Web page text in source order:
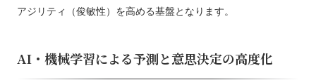
アジリティ（俊敏性）を高める基盤となります。
AI・機械学習による予測と意思決定の高度化